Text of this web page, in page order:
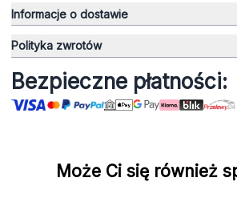
Informacje o dostawie
Polityka zwrotów
Bezpieczne płatności:
Może Ci się również